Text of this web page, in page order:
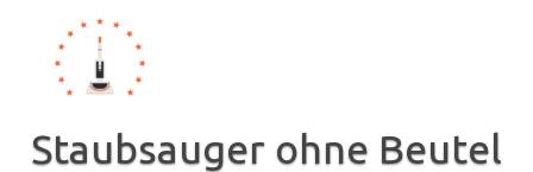
springen
Staubsauger ohne Beutel